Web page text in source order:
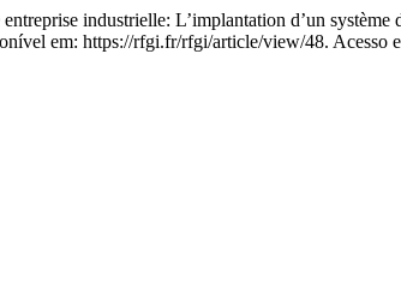
industrielle: L’implantation d’un système
em: https://rfgi.fr/rfgi/article/view/48. Acesso